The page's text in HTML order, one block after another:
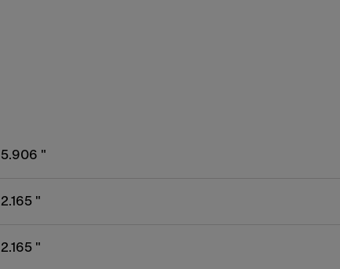
5.906 "
2.165 "
2.165 "